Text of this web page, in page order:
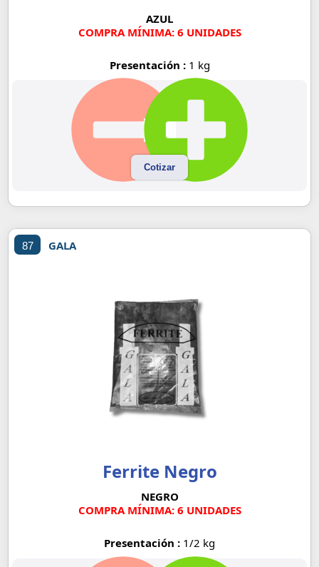
AZUL
COMPRA MÍNIMA: 6 UNIDADES
Presentación : 1 kg
Cotizar
Ferrite Negro
NEGRO
COMPRA MÍNIMA: 6 UNIDADES
Presentación : 1/2 kg
87 GALA